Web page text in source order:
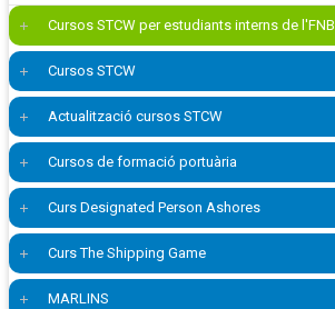
Cursos STCW per estudiants interns de l'FNB
Cursos STCW
Actualització cursos STCW
Cursos de formació portuària
Curs Designated Person Ashores
Curs The Shipping Game
MARLINS